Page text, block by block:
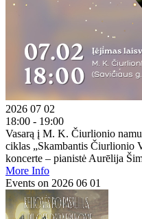
2026 07 02
18:00 - 19:00
Vasarą į M. K. Čiurlionio
ciklas „Skambantis Čiurlionio
koncerte – pianistė Aurēlija
More Info
Events on 2026 06 01